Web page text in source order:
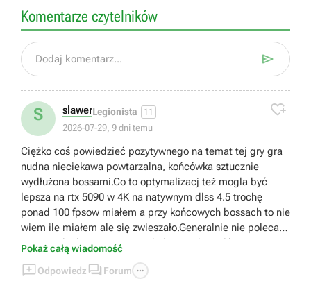
Komentarze czytelników
Dodaj komentarz... 
S slawerLegionista 11
2026-07-29, 9 dni temu

Ciężko coś powiedzieć pozytywnego na temat tej gry gra
nudna nieciekawa powtarzalna, końcówka sztucznie
wydłużona bossami.Co to optymalizacj też mogla być
lepsza na rtx 5090 w 4K na natywnym dlss 4.5 trochę
ponad 100 fpsow miałem a przy końcowych bossach to nie
wiem ile miałem ale się zwieszało.Generalnie nie polecam
tej gry szkoda czasu jest wiele lepszych tytułów
https://youtu.be/rXxWcD_f7GU
Pokaż całą wiadomość
Odpowiedz  Forum 